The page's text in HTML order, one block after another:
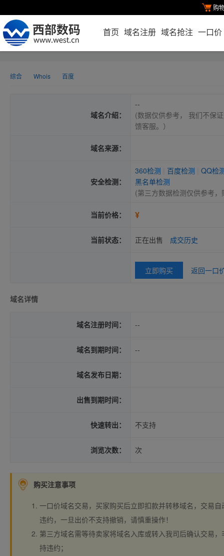
购
首页 域名注册 域名抢注 一口价
综合 Whois 百度
域名介绍：
--
(数据仅供参考， 我们不保
馈客服。）
域名来源：
安全检测：
360检测 百度检测
QQ检
黑名单检测
(第三方数据检测仅供参考
当前价格： ¥
当前状态： 正在出售 成交历史
立即购买 返回一口
域名详情
域名注册时间： --
域名到期时间： --
域名发布日期：
出售到期时间：
快速转出： 不支持
浏览次数： 次
购买注意事项
一口价域名交易，买家购买后立即扣款并转移域名，交易
违约，一旦出价不支持撤销，请慎重操作！
第三方域名需等待卖家将域名入库或转入我司后确认交易
持违约；